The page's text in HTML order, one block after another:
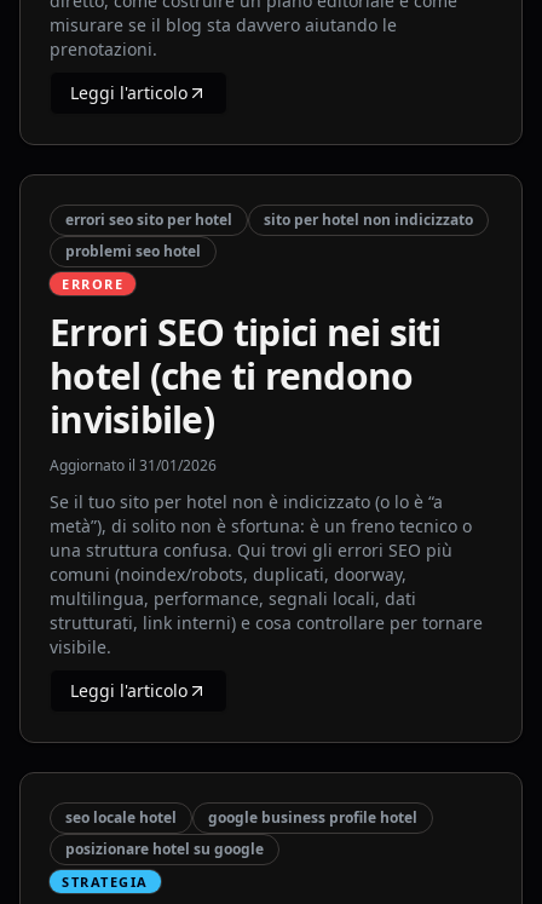
misurare se il blog sta davvero aiutando le
prenotazioni.
Leggi l'articolo
errori seo sito per hotel
sito per hotel non indicizzato
problemi seo hotel
ERRORE
Errori SEO tipici nei siti
hotel (che ti rendono
invisibile)
Aggiornato il 31/01/2026
Se il tuo sito per hotel non è indicizzato (o lo è “a
metà”), di solito non è sfortuna: è un freno tecnico o
una struttura confusa. Qui trovi gli errori SEO più
comuni (noindex/robots, duplicati, doorway,
multilingua, performance, segnali locali, dati
strutturati, link interni) e cosa controllare per tornare
visibile.
Leggi l'articolo
seo locale hotel
google business profile hotel
posizionare hotel su google
STRATEGIA